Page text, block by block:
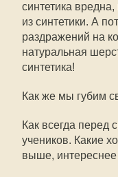
синтетика
из синтетики. А
раздражений на
натуральная
синтетика!
Как же мы губим
Как всегда перед
учеников. Какие
выше, интереснее